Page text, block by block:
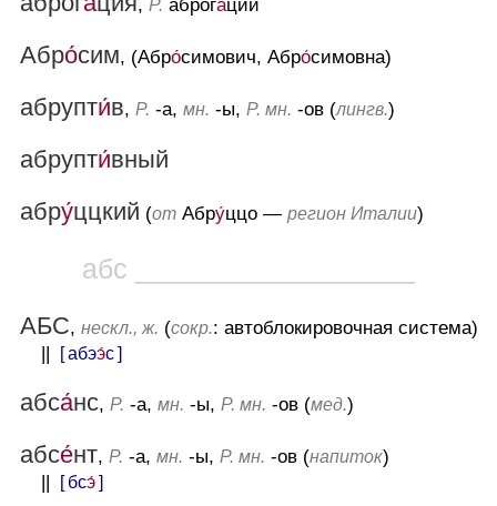
, Р. аброга́ции
Абро́сим, (Абро́симович, Абро́симовна)
абрупти́в, Р. -а, мн. -ы, Р. мн. -ов (лингв.)
абрупти́вный
абру́ццкий (от Абру́ццо — регион Италии)
абс __________________
АБС, нескл., ж. (сокр.: автоблокировочная система)
[ абээ́с ]
абса́нс, Р. -а, мн. -ы, Р. мн. -ов (мед.)
абсе́нт, Р. -а, мн. -ы, Р. мн. -ов (напиток)
[ бсэ́]